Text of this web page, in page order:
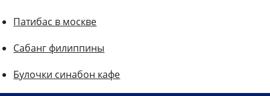
Патибас в москве
Сабанг филиппины
Булочки синабон кафе